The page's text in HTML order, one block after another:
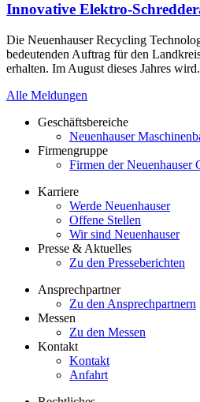
Innovative Elektro-
Die Neuenhauser Recycling
bedeutenden Auftrag für den
erhalten. Im August dieses Jahres
Alle Meldungen
Geschäftsbereiche
Neuenhauser
Firmengruppe
Firmen der Neuenhauser
Karriere
Werde Neuenhauser
Offene Stellen
Wir sind Neuenhauser
Presse & Aktuelles
Zu den Presseberichten
Ansprechpartner
Zu den Ansprechpartnern
Messen
Zu den Messen
Kontakt
Kontakt
Anfahrt